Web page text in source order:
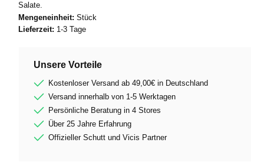
Salate.
Mengeneinheit: Stück
Lieferzeit: 1-3 Tage
Unsere Vorteile
Kostenloser Versand ab 49,00€ in Deutschland
Versand innerhalb von 1-5 Werktagen
Persönliche Beratung in 4 Stores
Über 25 Jahre Erfahrung
Offizieller Schutt und Vicis Partner